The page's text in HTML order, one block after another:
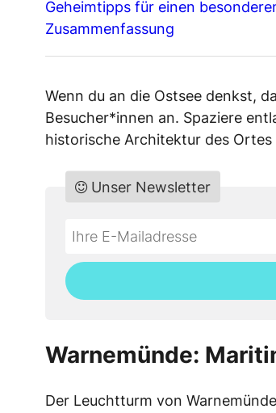
Geheimtipps für einen
Zusammenfassung
Wenn du an die Ostsee denkst,
Besucher*innen an. Spaziere
historische Architektur des
Do
fill
this
Unser Newsletter
*Ihre
Mailadresse:
Warnemünde:
Der Leuchtturm von